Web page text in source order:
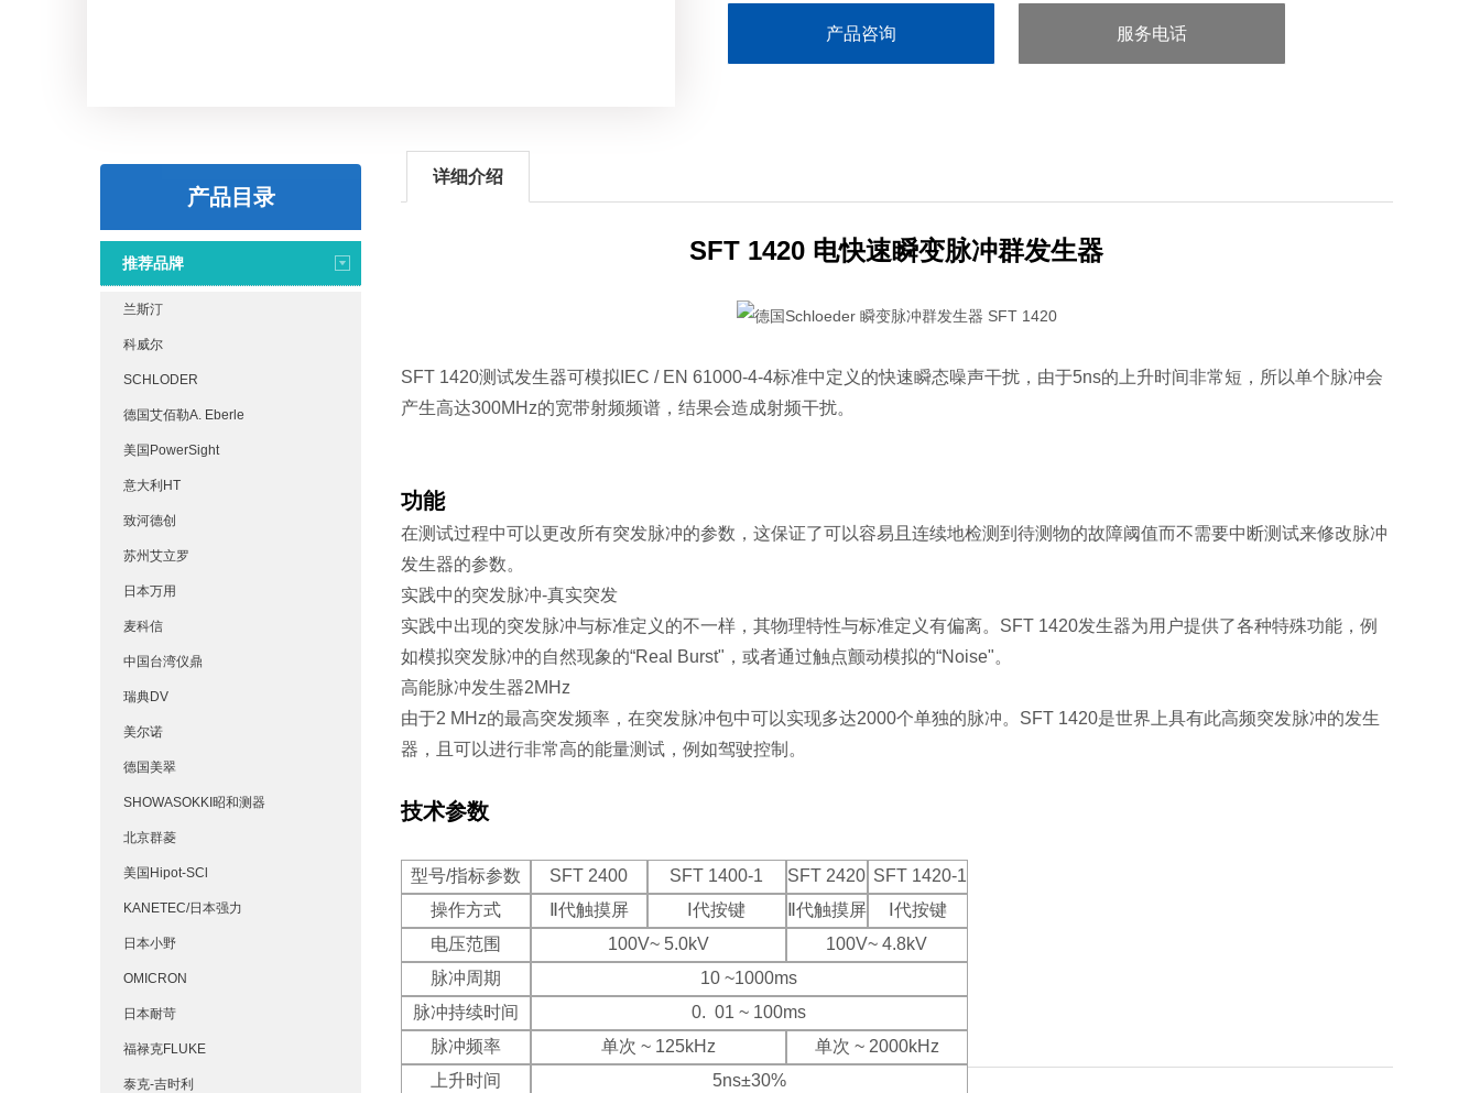
产品咨询 服务电话
产品目录
推荐品牌
兰斯汀
科威尔
SCHLODER
德国艾佰勒A. Eberle
美国PowerSight
意大利HT
致河德创
苏州艾立罗
日本万用
麦科信
中国台湾仪鼎
瑞典DV
美尔诺
德国美翠
SHOWASOKKI昭和测器
北京群菱
美国Hipot-SCl
KANETEC/日本强力
日本小野
OMICRON
日本耐苛
福禄克FLUKE
泰克-吉时利
详细介绍
SFT 1420 电快速瞬变脉冲群发生器
SFT 1420测试发生器可模拟IEC / EN 61000-4-4标准中定义的快速瞬态噪声干扰，由于5ns的上升时间非常短，所以单个脉冲会
产生高达300MHz的宽带射频频谱，结果会造成射频干扰。
功能
在测试过程中可以更改所有突发脉冲的参数，这保证了可以容易且连续地检测到待测物的故障阈值而不需要中断测试来修改脉冲
发生器的参数。
实践中的突发脉冲-真实突发
实践中出现的突发脉冲与标准定义的不一样，其物理特性与标准定义有偏离。SFT 1420发生器为用户提供了各种特殊功能，例
如模拟突发脉冲的自然现象的“Real Burst"，或者通过触点颤动模拟的“Noise"。
高能脉冲发生器2MHz
由于2 MHz的最高突发频率，在突发脉冲包中可以实现多达2000个单独的脉冲。SFT 1420是世界上具有此高频突发脉冲的发生
器，且可以进行非常高的能量测试，例如驾驶控制。
技术参数
型号/指标参数 SFT 2400 SFT 1400-1 SFT 2420 SFT 1420-1
操作方式
Ⅱ代触摸屏 Ⅰ代按键 Ⅱ代触摸屏
Ⅰ代按键
电压范围
100V~ 5.0kV
100V~ 4.8kV
脉冲周期
10 ~1000ms
脉冲持续时间
0. 01 ~ 100ms
脉冲频率
单次 ~ 125kHz
单次 ~ 2000kHz
上升时间
5ns±30%